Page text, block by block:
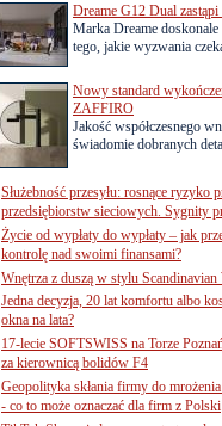
Dreame G12 Dual zastąpi
Marka Dreame doskonale
tego, jakie wyzwania
Nowy standard
ZAFFIRO
Jakość współczesnego
świadomie dobranych
Służebność przesyłu: rosnące ryzyko
przedsiębiorstw sieciowych. Sygnity
Życie od wypłaty do wypłaty – jak
kontrolę nad swoimi finansami?
Wnętrza z duszą w stylu Scandinavian
Jedna decyzja, 20 lat komfortu albo
okna na lata?
17-lecie SOFTSWISS na Torze
za kierownicą bolidów F4
Geopolityka skłania firmy do
- co to może oznaczać dla firm z Polski